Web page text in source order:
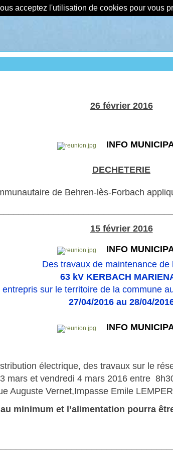
acceptez l'utilisation de cookies pour vous
26 février 2016
INFO
DECHETERIE
de Behren-lès-Forbach
15 février 2016
INFO
Des travaux de maintenance de
63 kV KERBACH
entrepris sur le territoire de la commune
27/04/2016 au 28/04/
INFO
électrique, des travaux sur le
mars et vendredi 4 mars 2016 entre
Auguste Vernet,Impasse Emile
minimum et l’alimentation pourra